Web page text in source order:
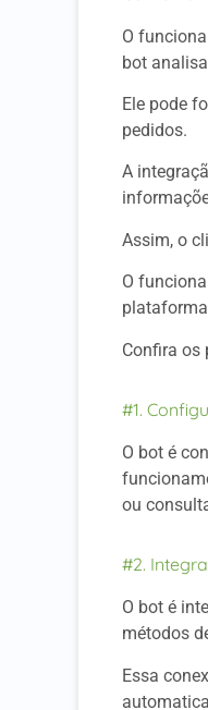
O
bot
Ele pode
pedidos.
A
Assim, o
O
Confira os
#1.
O bot é
ou
#2.
O bot é
métodos
Essa